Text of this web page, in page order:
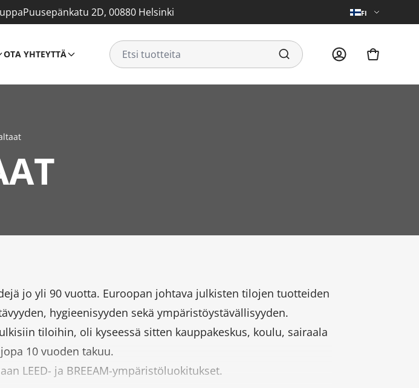
Puusepänkatu 2D, 00880 Helsinki FI
OTA YHTEYTTÄ
jo yli 90 vuotta. Euroopan johtava julkisten tilojen tuotteiden
hygieenisyyden sekä ympäristöystävällisyyden.
tiloihin, oli kyseessä sitten kauppakeskus, koulu, sairaala
10 vuoden takuu.
LEED- ja BREEAM-ympäristöluokitukset.